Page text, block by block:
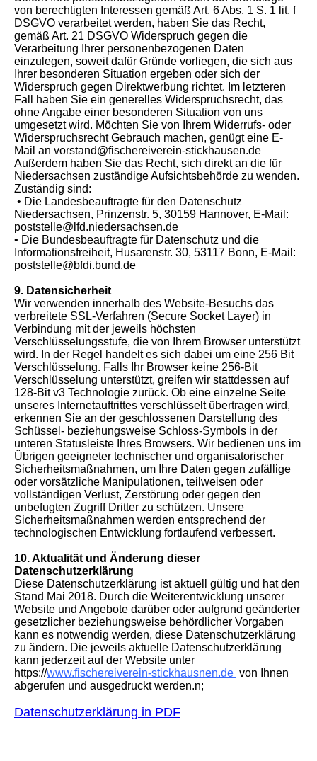
von berechtigten Interessen gemäß Art. 6 Abs. 1 S. 1 lit. f
DSGVO verarbeitet werden, haben Sie das Recht,
gemäß Art. 21 DSGVO Widerspruch gegen die
Verarbeitung Ihrer personenbezogenen Daten
einzulegen, soweit dafür Gründe vorliegen, die sich aus
Ihrer besonderen Situation ergeben oder sich der
Widerspruch gegen Direktwerbung richtet. Im letzteren
Fall haben Sie ein generelles Widerspruchsrecht, das
ohne Angabe einer besonderen Situation von uns
umgesetzt wird. Möchten Sie von Ihrem Widerrufs- oder
Widerspruchsrecht Gebrauch machen, genügt eine E-
Mail an vorstand@fischereiverein-stickhausen.de
Außerdem haben Sie das Recht, sich direkt an die für
Niedersachsen zuständige Aufsichtsbehörde zu wenden.
Zuständig sind:
• Die Landesbeauftragte für den Datenschutz
Niedersachsen, Prinzenstr. 5, 30159 Hannover, E-Mail:
poststelle@lfd.niedersachsen.de
• Die Bundesbeauftragte für Datenschutz und die
Informationsfreiheit, Husarenstr. 30, 53117 Bonn, E-Mail:
poststelle@bfdi.bund.de
9. Datensicherheit
Wir verwenden innerhalb des Website-Besuchs das
verbreitete SSL-Verfahren (Secure Socket Layer) in
Verbindung mit der jeweils höchsten
Verschlüsselungsstufe, die von Ihrem Browser unterstützt
wird. In der Regel handelt es sich dabei um eine 256 Bit
Verschlüsselung. Falls Ihr Browser keine 256-Bit
Verschlüsselung unterstützt, greifen wir stattdessen auf
128-Bit v3 Technologie zurück. Ob eine einzelne Seite
unseres Internetauftrittes verschlüsselt übertragen wird,
erkennen Sie an der geschlossenen Darstellung des
Schüssel- beziehungsweise Schloss-Symbols in der
unteren Statusleiste Ihres Browsers. Wir bedienen uns im
Übrigen geeigneter technischer und organisatorischer
Sicherheitsmaßnahmen, um Ihre Daten gegen zufällige
oder vorsätzliche Manipulationen, teilweisen oder
vollständigen Verlust, Zerstörung oder gegen den
unbefugten Zugriff Dritter zu schützen. Unsere
Sicherheitsmaßnahmen werden entsprechend der
technologischen Entwicklung fortlaufend verbessert.
10. Aktualität und Änderung dieser
Datenschutzerklärung
Diese Datenschutzerklärung ist aktuell gültig und hat den
Stand Mai 2018. Durch die Weiterentwicklung unserer
Website und Angebote darüber oder aufgrund geänderter
gesetzlicher beziehungsweise behördlicher Vorgaben
kann es notwendig werden, diese Datenschutzerklärung
zu ändern. Die jeweils aktuelle Datenschutzerklärung
kann jederzeit auf der Website unter
https://www.fischereiverein-stickhausnen.de von Ihnen
abgerufen und ausgedruckt werden.n;
Datenschutzerklärung in PDF